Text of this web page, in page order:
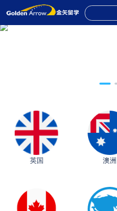
英国 澳洲